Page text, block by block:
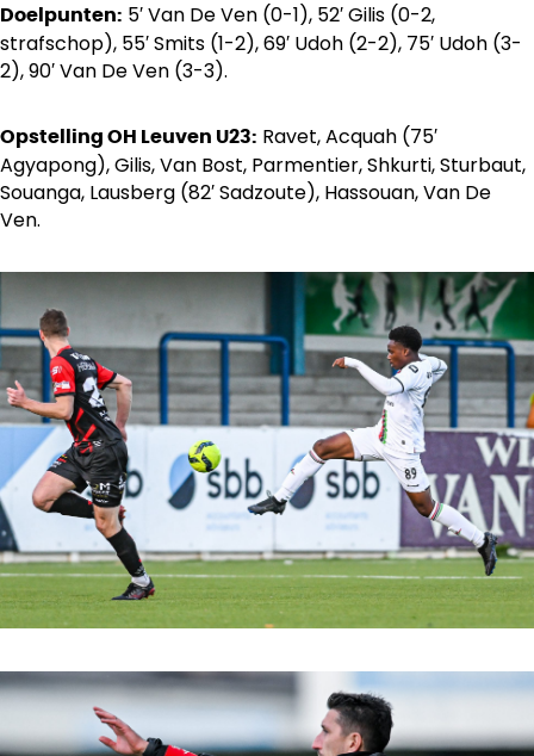
Doelpunten: 5′ Van De Ven (0-1), 52′ Gilis (0-2,
strafschop), 55′ Smits (1-2), 69′ Udoh (2-2), 75′ Udoh (3-
2), 90′ Van De Ven (3-3).
Opstelling OH Leuven U23: Ravet, Acquah (75′
Agyapong), Gilis, Van Bost, Parmentier, Shkurti, Sturbaut,
Souanga, Lausberg (82′ Sadzoute), Hassouan, Van De
Ven.